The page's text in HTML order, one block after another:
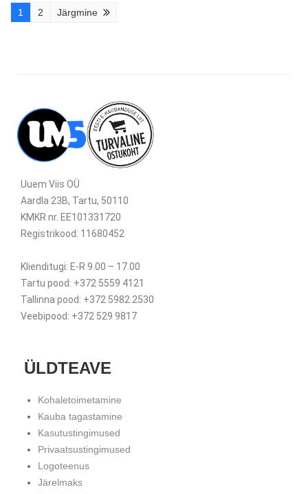
1 2 Järgmine
Uuem Viis OÜ
Aardla 23B, Tartu, 50110
KMKR nr. EE101331720
Registrikood: 11680452
Klienditugi: E-R 9.00 – 17.00
Tartu pood: +372 5559 4121
Tallinna pood: +372 5982 2530
Veebipood: +372 529 9817
ÜLDTEAVE
Kohaletoimetamine
Kauba tagastamine
Kasutustingimused
Privaatsustingimused
Logoteenus
Järelmaks